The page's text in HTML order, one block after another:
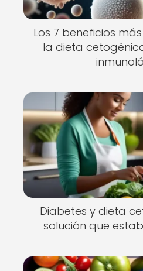
Los 7 beneficios
la dieta
Diabetes y dieta
solución que